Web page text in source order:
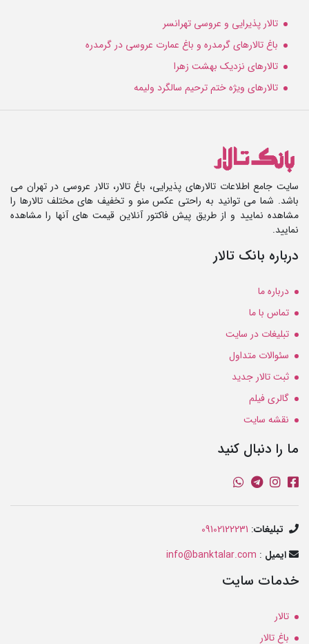
تالار پذیرایی و عروسی تهرانسر
باغ تالارهای گرمدره و باغ عمارت عروسی در گرمدره
تالارهای نزدیک بهشت زهرا
تالارهای ویژه ختم ترحیم سالگرد ولیمه
سایت جامع اطلاعات تالارهای پذیرایی، باغ تالار، تالار عروسی در تهران می
باشد. شما می توانید به راحتی عکس منو و تخفیف های مختلف تالارها را
مشاهده نمایید و از طریق پیش فاکتور آنلاین قیمت های آنها را مشاهده
نمایید.
درباره بانک تالار
درباره ما
تماس با ما
تبلیغات در سایت
سئوالات متداول
ثبت تالار جدید
گالری فیلم
نقشه سایت
ما را دنبال کنید
تبلیغات:
09102122231
ایمیل :
info@banktalar.com
خدمات سایت
تالار
باغ تالار